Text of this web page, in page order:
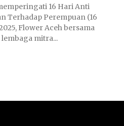
16 Hari Anti
Terhadap Perempuan (16
Flower Aceh bersama
mitra...